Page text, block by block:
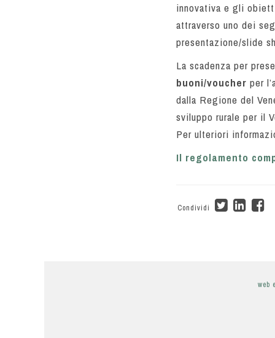
innovativa e gli
attraverso uno dei
presentazione/slide
La scadenza per
buoni/voucher per
dalla Regione del
sviluppo rurale per il
Per ulteriori
Il regolamento
Condividi
web